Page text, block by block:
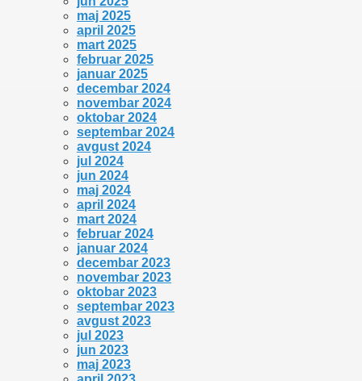
maj 2025
april 2025
mart 2025
februar 2025
januar 2025
decembar 2024
novembar 2024
oktobar 2024
septembar 2024
avgust 2024
jul 2024
jun 2024
maj 2024
april 2024
mart 2024
februar 2024
januar 2024
decembar 2023
novembar 2023
oktobar 2023
septembar 2023
avgust 2023
jul 2023
jun 2023
maj 2023